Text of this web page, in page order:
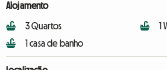
Alojamento
3 Quartos
1 casa de banho
1